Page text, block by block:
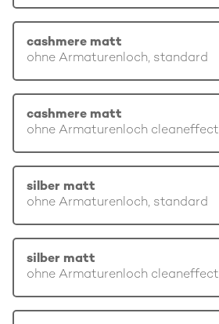
cashmere matt
ohne Armaturenloch, standard
cashmere matt
ohne Armaturenloch cleaneffect
silber matt
ohne Armaturenloch, standard
silber matt
ohne Armaturenloch cleaneffect